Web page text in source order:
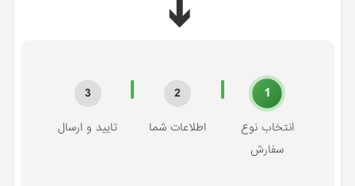
➔
1
انتخاب نوع
سفارش
2
اطلاعات شما
3
تایید و ارسال